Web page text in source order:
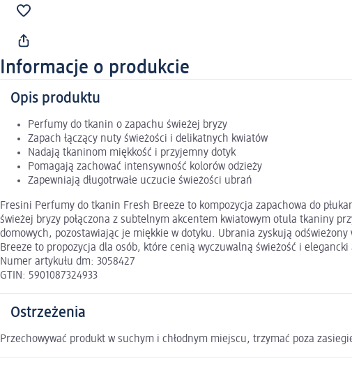
Informacje o produkcie
Opis produktu
Perfumy do tkanin o zapachu świeżej bryzy
Zapach łączący nuty świeżości i delikatnych kwiatów
Nadają tkaninom miękkość i przyjemny dotyk
Pomagają zachować intensywność kolorów odzieży
Zapewniają długotrwałe uczucie świeżości ubrań
Fresini Perfumy do tkanin Fresh Breeze to kompozycja zapachowa do
świeżej bryzy połączona z subtelnym akcentem kwiatowym otula tkaniny
domowych, pozostawiając je miękkie w dotyku. Ubrania zyskują
Breeze to propozycja dla osób, które cenią wyczuwalną świeżość i
Numer artykułu dm: 3058427
GTIN: 5901087324933
Ostrzeżenia
Przechowywać produkt w suchym i chłodnym miejscu, trzymać poza